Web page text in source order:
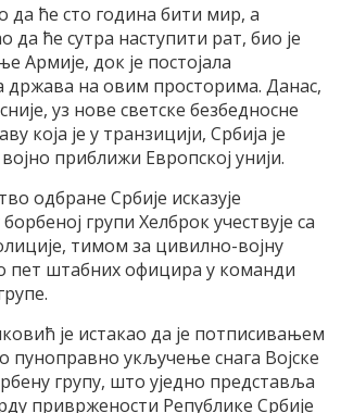
да ће сто година бити мир, а
да ће сутра наступити рат, био је
Армије, док је постојала
држава на овим просторима. Данас,
уз нове светске безбедносне
која је у транзицији, Србија је
приближи Европској унији.
одбране Србије исказује
групи Хелброк учествује са
тимом за цивилно-војну
пет штабних официра у команди
је истакао да је потписивањем
пуноправно укључење снага Војске
групу, што уједно представља
привржености Републике Србије